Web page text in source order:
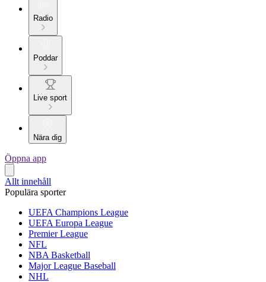
Radio
Poddar
Live sport
Nära dig
Öppna app
Allt innehåll
Populära sporter
UEFA Champions League
UEFA Europa League
Premier League
NFL
NBA Basketball
Major League Baseball
NHL